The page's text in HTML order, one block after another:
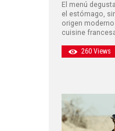
El menú
el estómago,
origen
cuisine
260 Views